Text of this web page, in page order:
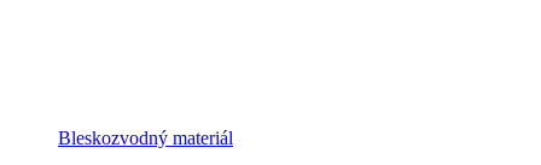
Bleskozvodný materiál